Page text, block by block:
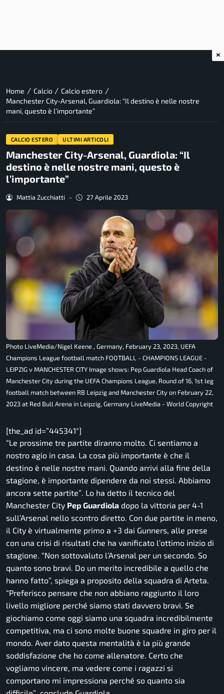
Home / Calcio / Calcio estero /
Manchester City-Arsenal, Guardiola: “Il destino è nelle nostre
mani, questo è l’importante”
CALCIO ESTERO ULTIMI ARTICOLI
Manchester City-Arsenal, Guardiola: “Il
destino è nelle nostre mani, questo è
l’importante”
Mattia Zucchiatti - 27 Aprile 2023
Photo LiveMedia/Nigel Keene , Germany, February 23, 2023, UEFA
Champions League football match FOOTBALL - CHAMPIONS LEAGUE -
LEIPZIG v MANCHESTER CITY Image shows: Pep Guardiola Head Coach of
Manchester City during the UEFA Champions League, Round of 16, 1st leg
football match between RB Leipzig and Manchester City on February 22,
2023 at Red Bull Arena in Leipzig, Germany LiveMedia - World Copyright
[the_ad id=”445341″]
“Le prossime tre partite diranno molto. Ci sentiamo a
nostro agio in casa. La cosa più importante è che il
destino è nelle nostre mani. Quando arrivi alla fine della
stagione, è importante dipendere da noi stessi. Abbiamo
ancora sette partite”. Lo ha detto il tecnico del
Manchester City Pep Guardiola dopo la vittoria per 4-1
sull’Arsenal nello scontro diretto. Con due partite in meno,
il City è virtualmente primo a +3 dai Gunners, alle prese
con una crisi di risultati che ha vanificato l’ottimo inizio di
stagione. “Non sottovaluto l’Arsenal per un secondo. So
quanto sono bravi. Do un merito incredibile a quello che
hanno fatto”, spiega a proposito della squadra di Arteta.
“Preferisco pensare che non abbiano raggiunto il loro
livello migliore perché siamo stati davvero bravi. Se
giochiamo come oggi siamo una squadra incredibilmente
competitiva, ma ci sono molte buone squadre in giro per il
mondo. Aver dato questa mentalità è la più grande
soddisfazione che ho come allenatore. Certo che
vogliamo vincere, ma vedere come i ragazzi si
comportano mi impressiona perché so quanto sia
×